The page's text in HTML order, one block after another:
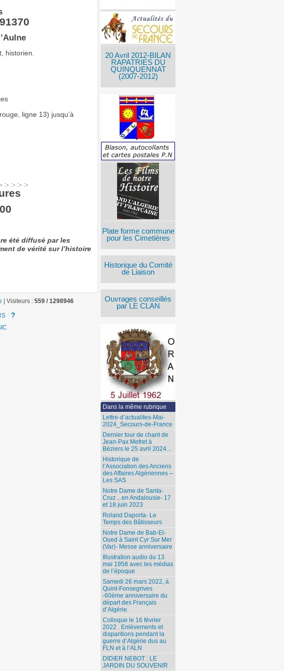
historien.
ligne 13) jusqu’à
:- :- :- :-
été diffusé par les
de vérité sur l’histoire
20 Avril 2012-BILAN
RAPATRIES DU
QUINQUENNAT
(2007-2012)
Plate forme commune
pour les Cimetières
Historique du Comité
de Liaison
Ouvrages conseillés
par LE CLAN
Dans la même rubrique
Lettre-d’actualites-Mai-
2024_Secours-de-France
Dernier tour de chant de
Jean-Pax Mefret à
Béziers le 25 avril 2024...
Historique de
l’Association des Anciens
des Affaires Algériennes –
Les SAS
Notre Dame de Santa-
Cruz ...en Andalousie- 17
et 18 juin 2023
Roland Daporta- Le
Temps des Bâtisseurs
Notre Dame de Bab-El-
Oued à Saint Cyr Sur Mer
(Var)- Messe anniversaire
Illustration audio du 13
mai 1958 avec les médias
de l’époque
Samedi 26 mars 2022, à
Quint-Fonsegrives
-60ème anniversaire du
départ des Français
d’Algérie.
Colloque le 16 février
2022 . Enlèvements et
disparitions pendant la
guerre d’Algérie dus au
FLN et à l’ALN
DIDIER NEBOT : LE
JARDIN DU SOUVENIR
|Visiteurs :559 / 1298946
?